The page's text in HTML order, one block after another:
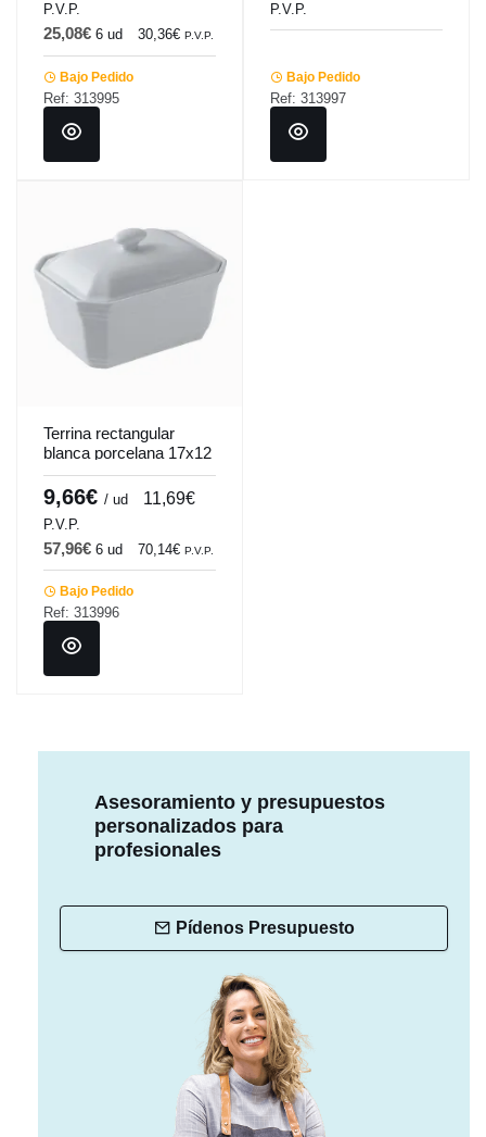
P.V.P.
25,08€ 6 ud 30,36€ P.V.P.
Bajo Pedido
Ref: 313995
P.V.P.
Bajo Pedido
Ref: 313997
Terrina rectangular
blanca porcelana 17x12
cm Bistronome
Pro.mundi
9,66€ / ud 11,69€
P.V.P.
57,96€ 6 ud 70,14€ P.V.P.
Bajo Pedido
Ref: 313996
Asesoramiento y presupuestos
personalizados para
profesionales
Pídenos Presupuesto